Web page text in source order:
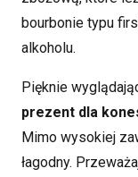
bourbonie typu
alkoholu.
Pięknie
prezent dla
Mimo wysokiej
łagodny.